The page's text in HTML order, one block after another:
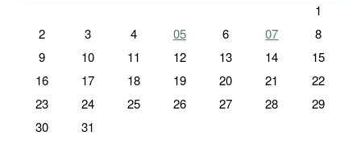
1
2
3 4 05 6 07
8
9
10 11 12 13 14
15
16
17 18 19 20 21
22
23
24 25 26 27 28
29
30
31